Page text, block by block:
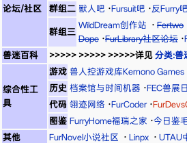
论坛/社区
群组二 獸人吧 ·Fursuit吧 ·反Furry
群组三
WildDream创作站 · Fertwo
Dope·FurLibrary社区论坛·
兽迷百科
>>>>> >>>>> >>>>>详见 分类:兽
综合性工
具
游戏 兽人控游戏库Kemono Games
历史 档案馆与时间机器 ·FEC兽展
代码 翎迹网络 ·FurCoder·
图鉴 FurryHome福瑞之家 ·今日鉴
其他
FurNovel小说社区 · Linpx · UTAU